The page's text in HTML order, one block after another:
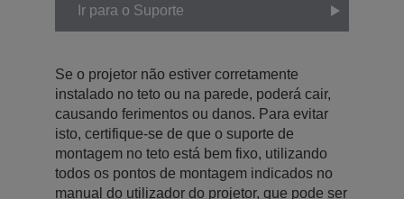
Ir para o Suporte
Se o projetor não estiver corretamente
instalado no teto ou na parede, poderá cair,
causando ferimentos ou danos. Para evitar
isto, certifique-se de que o suporte de
montagem no teto está bem fixo, utilizando
todos os pontos de montagem indicados no
manual do utilizador do projetor, que pode ser